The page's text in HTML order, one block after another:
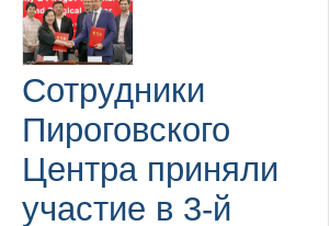
Сотрудники
Пироговского
Центра приняли
участие в 3-й